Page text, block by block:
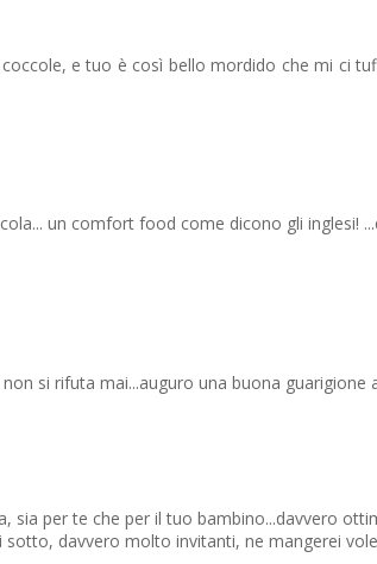
e tuo è così bello mordido che mi ci
un comfort food come dicono gli inglesi!
si rifuta mai...auguro una buona
sia per te che per il tuo bambino...davvero
sotto, davvero molto invitanti, ne mangerei